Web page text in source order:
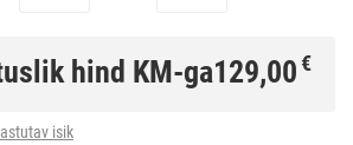
hind KM-ga129,00€
isik